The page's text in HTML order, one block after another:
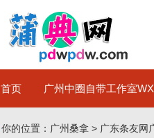
首页 广州中圈自带工作室WX
你的位置： 广州桑拿 > 广东条友网